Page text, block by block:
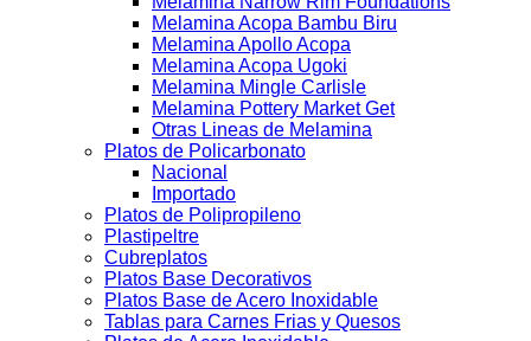
Melamina Acopa Bambu Biru
Melamina Apollo Acopa
Melamina Acopa Ugoki
Melamina Mingle Carlisle
Melamina Pottery Market Get
Otras Lineas de Melamina
Platos de Policarbonato
Nacional
Importado
Platos de Polipropileno
Plastipeltre
Cubreplatos
Platos Base Decorativos
Platos Base de Acero Inoxidable
Tablas para Carnes Frias y Quesos